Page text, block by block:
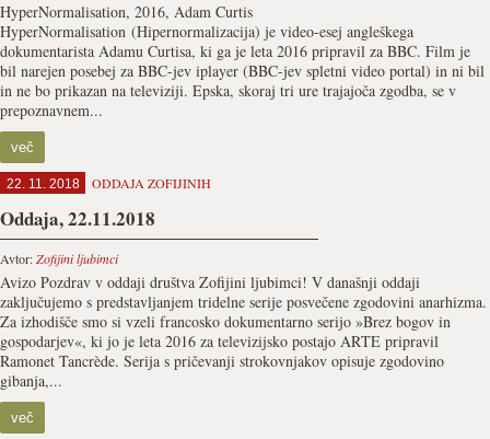
HyperNormalisation, 2016, Adam Curtis
HyperNormalisation (Hipernormalizacija) je video-esej angleškega
dokumentarista Adamu Curtisa, ki ga je leta 2016 pripravil za BBC. Film je
bil narejen posebej za BBC-jev iplayer (BBC-jev spletni video portal) in ni bil
in ne bo prikazan na televiziji. Epska, skoraj tri ure trajajoča zgodba, se v
prepoznavnem...
več
22. 11. 2018 ODDAJA ZOFIJINIH
Oddaja, 22.11.2018
Avtor:Zofijini ljubimci
Avizo Pozdrav v oddaji društva Zofijini ljubimci! V današnji oddaji
zaključujemo s predstavljanjem tridelne serije posvečene zgodovini anarhizma.
Za izhodišče smo si vzeli francosko dokumentarno serijo »Brez bogov in
gospodarjev«, ki jo je leta 2016 za televizijsko postajo ARTE pripravil
Ramonet Tancrède. Serija s pričevanji strokovnjakov opisuje zgodovino
gibanja,...
več